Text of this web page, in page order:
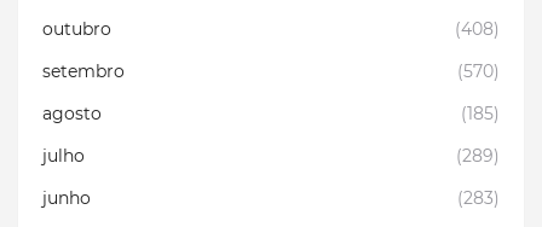
outubro
(408)
setembro
(570)
agosto
(185)
julho
(289)
junho
(283)